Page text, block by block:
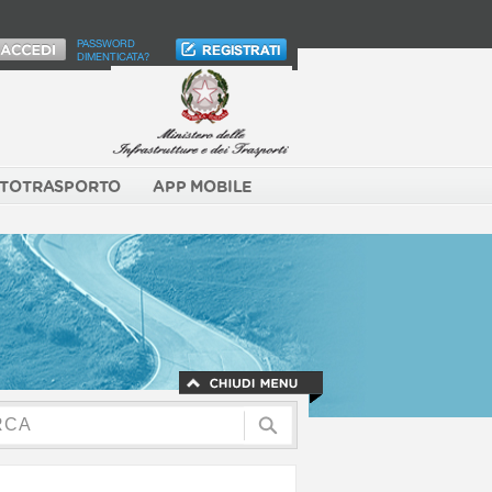
PASSWORD
DIMENTICATA?
APP MOBILE